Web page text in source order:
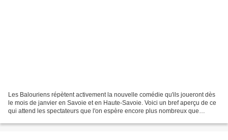
Les Balouriens répètent activement la nouvelle comédie qu'ils joueront dès
le mois de janvier en Savoie et en Haute-Savoie. Voici un bref aperçu de ce
qui attend les spectateurs que l'on espère encore plus nombreux que